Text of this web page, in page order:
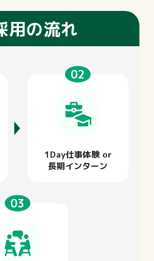
用の流れ
1Day仕事体験 or
長期インターン